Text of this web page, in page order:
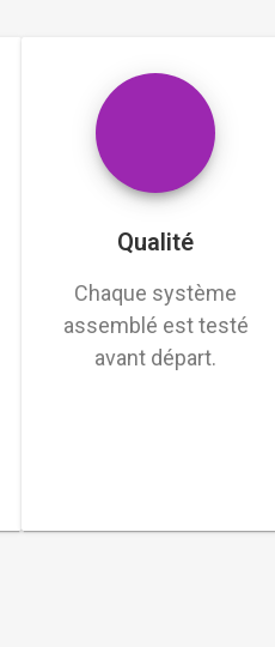
Qualité
Chaque système
assemblé est testé
avant départ.